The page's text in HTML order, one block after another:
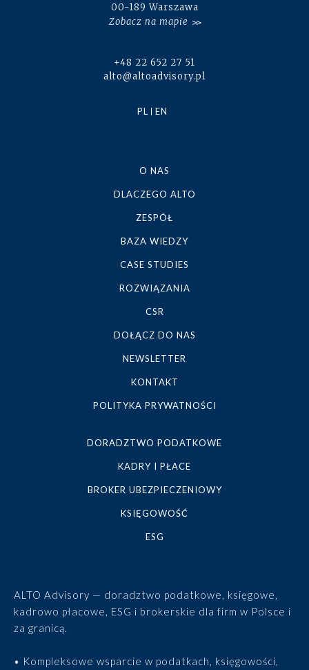
00-189 Warszawa
Zobacz na mapie
+48 22 652 27 51
alto@altoadvisory.pl
PL EN
O NAS
DLACZEGO ALTO
ZESPÓŁ
BAZA WIEDZY
CASE STUDIES
ROZWIĄZANIA
CSR
DOŁĄCZ DO NAS
NEWSLETTER
KONTAKT
POLITYKA PRYWATNOŚCI
DORADZTWO PODATKOWE
KADRY I PŁACE
BROKER UBEZPIECZENIOWY
KSIĘGOWOŚĆ
ESG
ALTO Advisory — doradztwo podatkowe, księgowe,
kadrowo płacowe, ESG i brokerskie dla firm w Polsce i
za granicą.
• Kompleksowe wsparcie w podatkach, księgowości,